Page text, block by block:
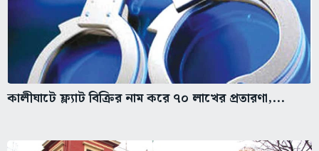
কালীঘাটে ফ্ল্যাট বিক্রির নাম করে ৭০ লাখের প্রতারণা,...